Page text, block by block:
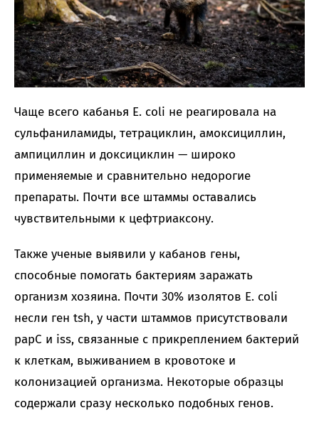
Чаще всего кабанья E. coli не реагировала на
сульфаниламиды, тетрациклин, амоксициллин,
ампициллин и доксициклин — широко
применяемые и сравнительно недорогие
препараты. Почти все штаммы оставались
чувствительными к цефтриаксону.
Также ученые выявили у кабанов гены,
способные помогать бактериям заражать
организм хозяина. Почти 30% изолятов E. coli
несли ген tsh, у части штаммов присутствовали
papC и iss, связанные с прикреплением бактерий
к клеткам, выживанием в кровотоке и
колонизацией организма. Некоторые образцы
содержали сразу несколько подобных генов.